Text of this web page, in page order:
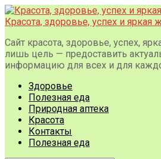
Перейти
к
Красота, здоровье, успех и яркая
Сайт красота, здоровье, успех,
лишь цель — предоставить
информацию для всех и для
Здоровье
Полезная еда
Природная аптека
Красота
Контакты
Полезная еда